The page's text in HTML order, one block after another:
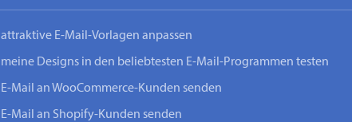
attraktive E-Mail-Vorlagen anpassen
meine Designs in den beliebtesten E-Mail-Programmen testen
E-Mail an WooCommerce-Kunden senden
E-Mail an Shopify-Kunden senden